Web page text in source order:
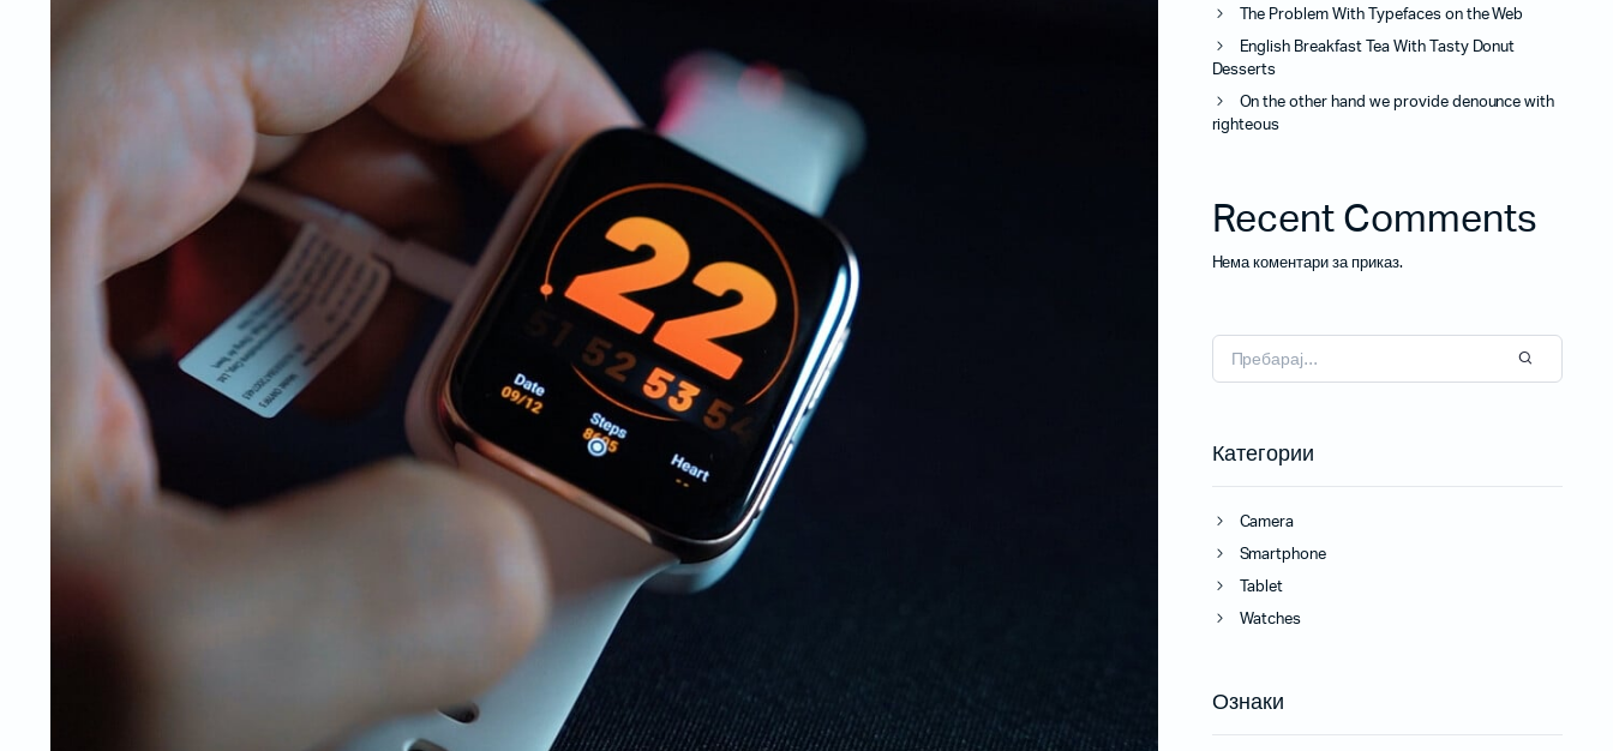
Потрошен материјал
Акцесориси
Преносливи проектори
Проектори за домашно кино
Проектори со кратка раздалеченост
Проектори со ултра кратка раздалеченост
Инсталациски проектори
Потрошувачки скенер
Бар-код читачи за на маса
Безжични бар-код читачи
Мобилни терминали
Кабли, PSU, Аксесоари
The Problem With Typefaces on the Web
English Breakfast Tea With Tasty Donut
Desserts
On the other hand we provide denounce with
righteous
Recent Comments
Нема коментари за приказ.
Категории
Camera
Smartphone
Tablet
Watches
Ознаки